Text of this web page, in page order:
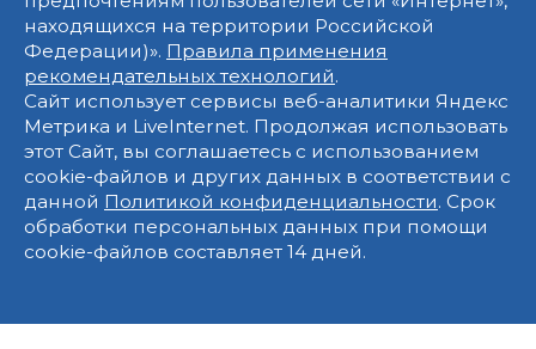
находящихся на территории Российской
Федерации)». Правила применения
рекомендательных технологий.
Сайт использует сервисы веб-аналитики Яндекс
Метрика и LiveInternet. Продолжая использовать
этот Сайт, вы соглашаетесь с использованием
cookie-файлов и других данных в соответствии с
данной Политикой конфиденциальности. Срок
обработки персональных данных при помощи
cookie-файлов составляет 14 дней.